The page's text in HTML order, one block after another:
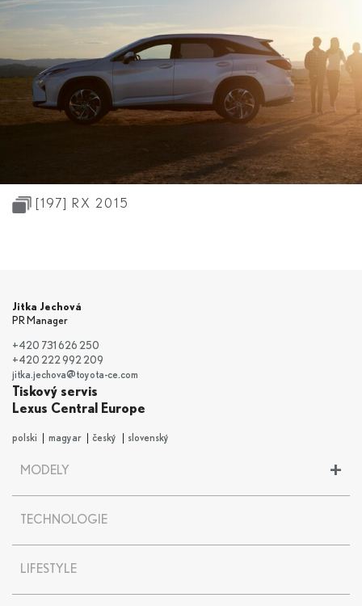
[197] RX 2015
Jitka Jechová
PR Manager
+420 731 626 250
+420 222 992 209
jitka.jechova@toyota-ce.com
Tiskový servis
Lexus Central Europe
polski magyar český slovenský
+
MODELY
UX
UX 300e
NX
TECHNOLOGIE
LIFESTYLE